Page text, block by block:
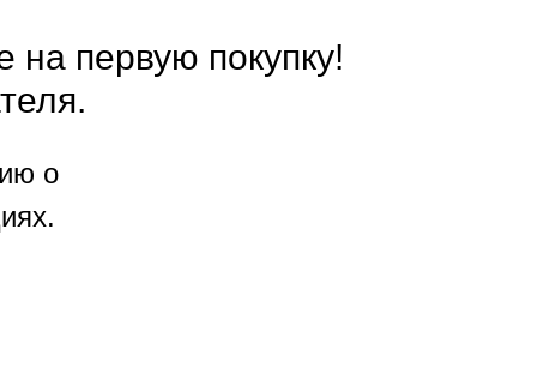
на первую покупку!
о